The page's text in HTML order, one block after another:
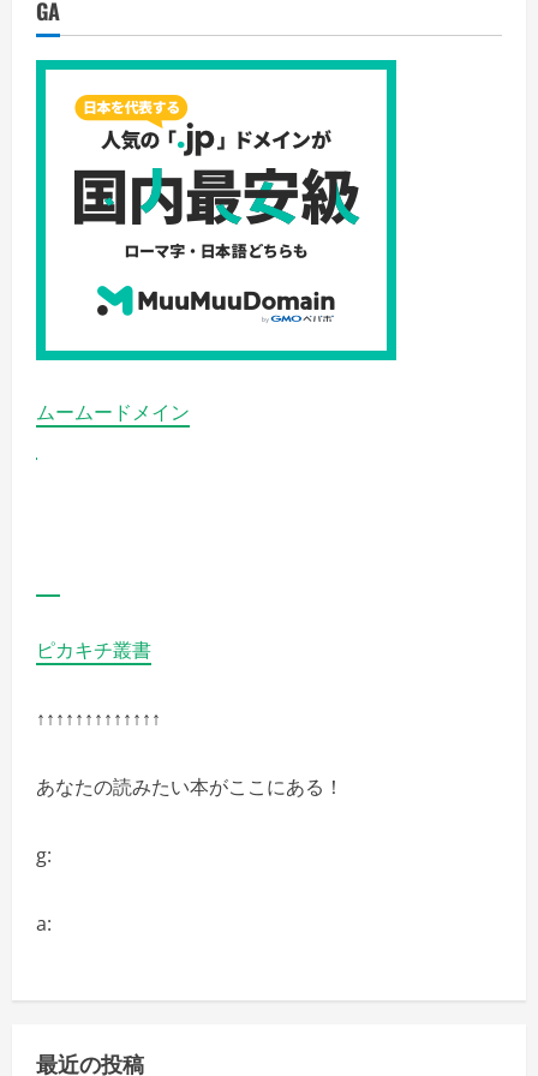
さ
い
ふ
り
安
い
の
か？
の
詳
細
を
覧
さ
い
GA
ムームードメイン
ピカキチ叢書
↑↑↑↑↑↑↑↑↑↑↑↑↑
あなたの読みたい本がここにある！
g:
a:
最近の投稿